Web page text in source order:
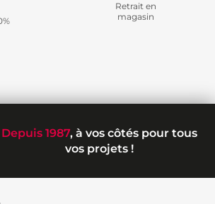
Retrait en
magasin
Depuis 1987, à vos côtés pour tous
vos projets !